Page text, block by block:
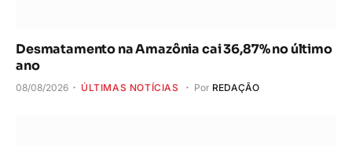
Desmatamento na Amazônia cai 36,87% no último
ano
08/08/2026 ÚLTIMAS NOTÍCIAS Por REDAÇÃO